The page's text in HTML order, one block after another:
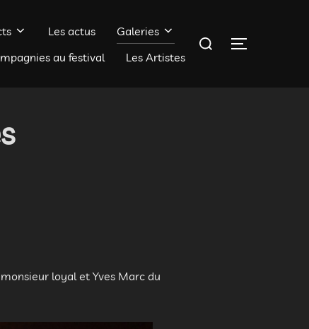
Les actus
Galeries
au festival
Les Artistes
Rechercher :
loyal et Yves Marc du